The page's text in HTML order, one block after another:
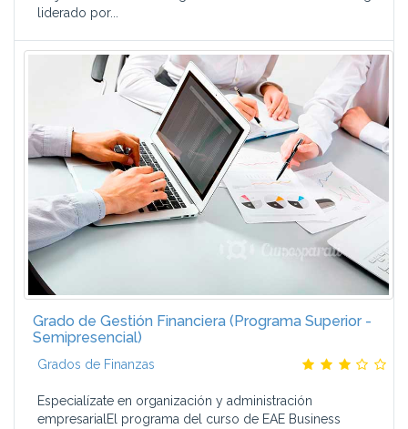
liderado por...
Grado de Gestión Financiera (Programa Superior -
Semipresencial)
Grados de Finanzas
Especialízate en organización y administración
empresarialEl programa del curso de EAE Business